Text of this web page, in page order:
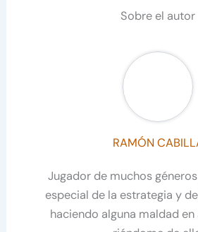
Sobre el autor
RAMÓN
Jugador de muchos
especial de la estrategia y
haciendo alguna maldad en